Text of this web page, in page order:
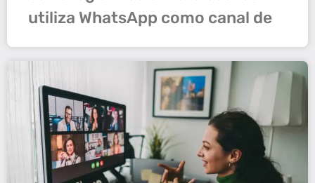
utiliza WhatsApp como canal de